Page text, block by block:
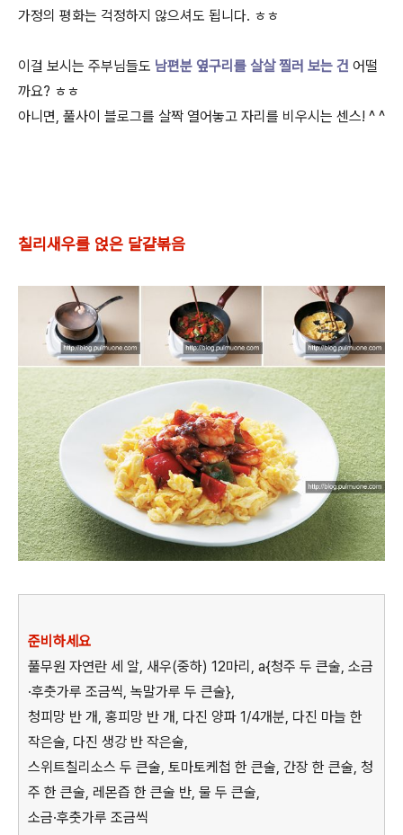
가정의 평화는 걱정하지 않으셔도 됩니다. ㅎㅎ
이걸 보시는 주부님들도 남편분 옆구리를 살살 찔러 보는 건 어떨
까요? ㅎㅎ
아니면, 풀사이 블로그를 살짝 열어놓고 자리를 비우시는 센스! ^ ^
칠리새우를 얹은 달걀볶음
준비하세요
풀무원 자연란 세 알, 새우(중하) 12마리, a{청주 두 큰술, 소금
·후춧가루 조금씩, 녹말가루 두 큰술},
청피망 반 개, 홍피망 반 개, 다진 양파 1/4개분, 다진 마늘 한
작은술, 다진 생강 반 작은술,
스위트칠리소스 두 큰술, 토마토케첩 한 큰술, 간장 한 큰술, 청
주 한 큰술, 레몬즙 한 큰술 반, 물 두 큰술,
소금·후춧가루 조금씩